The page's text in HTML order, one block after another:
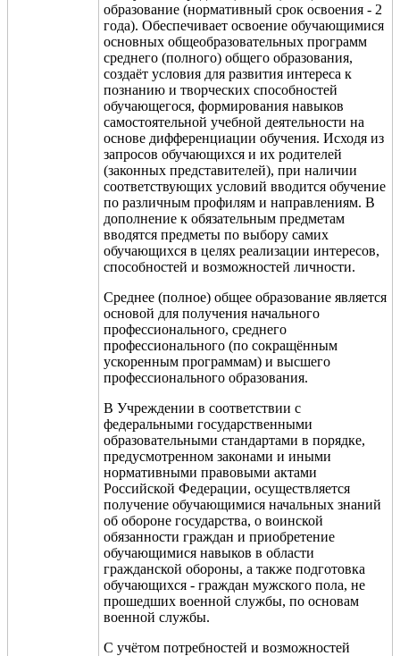
образование (нормативный срок освоения - 2
года). Обеспечивает освоение обучающимися
основных общеобразовательных программ
среднего (полного) общего образования,
создаёт условия для развития интереса к
познанию и творческих способностей
обучающегося, формирования навыков
самостоятельной учебной деятельности на
основе дифференциации обучения. Исходя из
запросов обучающихся и их родителей
(законных представителей), при наличии
соответствующих условий вводится обучение
по различным профилям и направлениям. В
дополнение к обязательным предметам
вводятся предметы по выбору самих
обучающихся в целях реализации интересов,
способностей и возможностей личности.
Среднее (полное) общее образование является
основой для получения начального
профессионального, среднего
профессионального (по сокращённым
ускоренным программам) и высшего
профессионального образования.
В Учреждении в соответствии с
федеральными государственными
образовательными стандартами в порядке,
предусмотренном законами и иными
нормативными правовыми актами
Российской Федерации, осуществляется
получение обучающимися начальных знаний
об обороне государства, о воинской
обязанности граждан и приобретение
обучающимися навыков в области
гражданской обороны, а также подготовка
обучающихся - граждан мужского пола, не
прошедших военной службы, по основам
военной службы.
С учётом потребностей и возможностей